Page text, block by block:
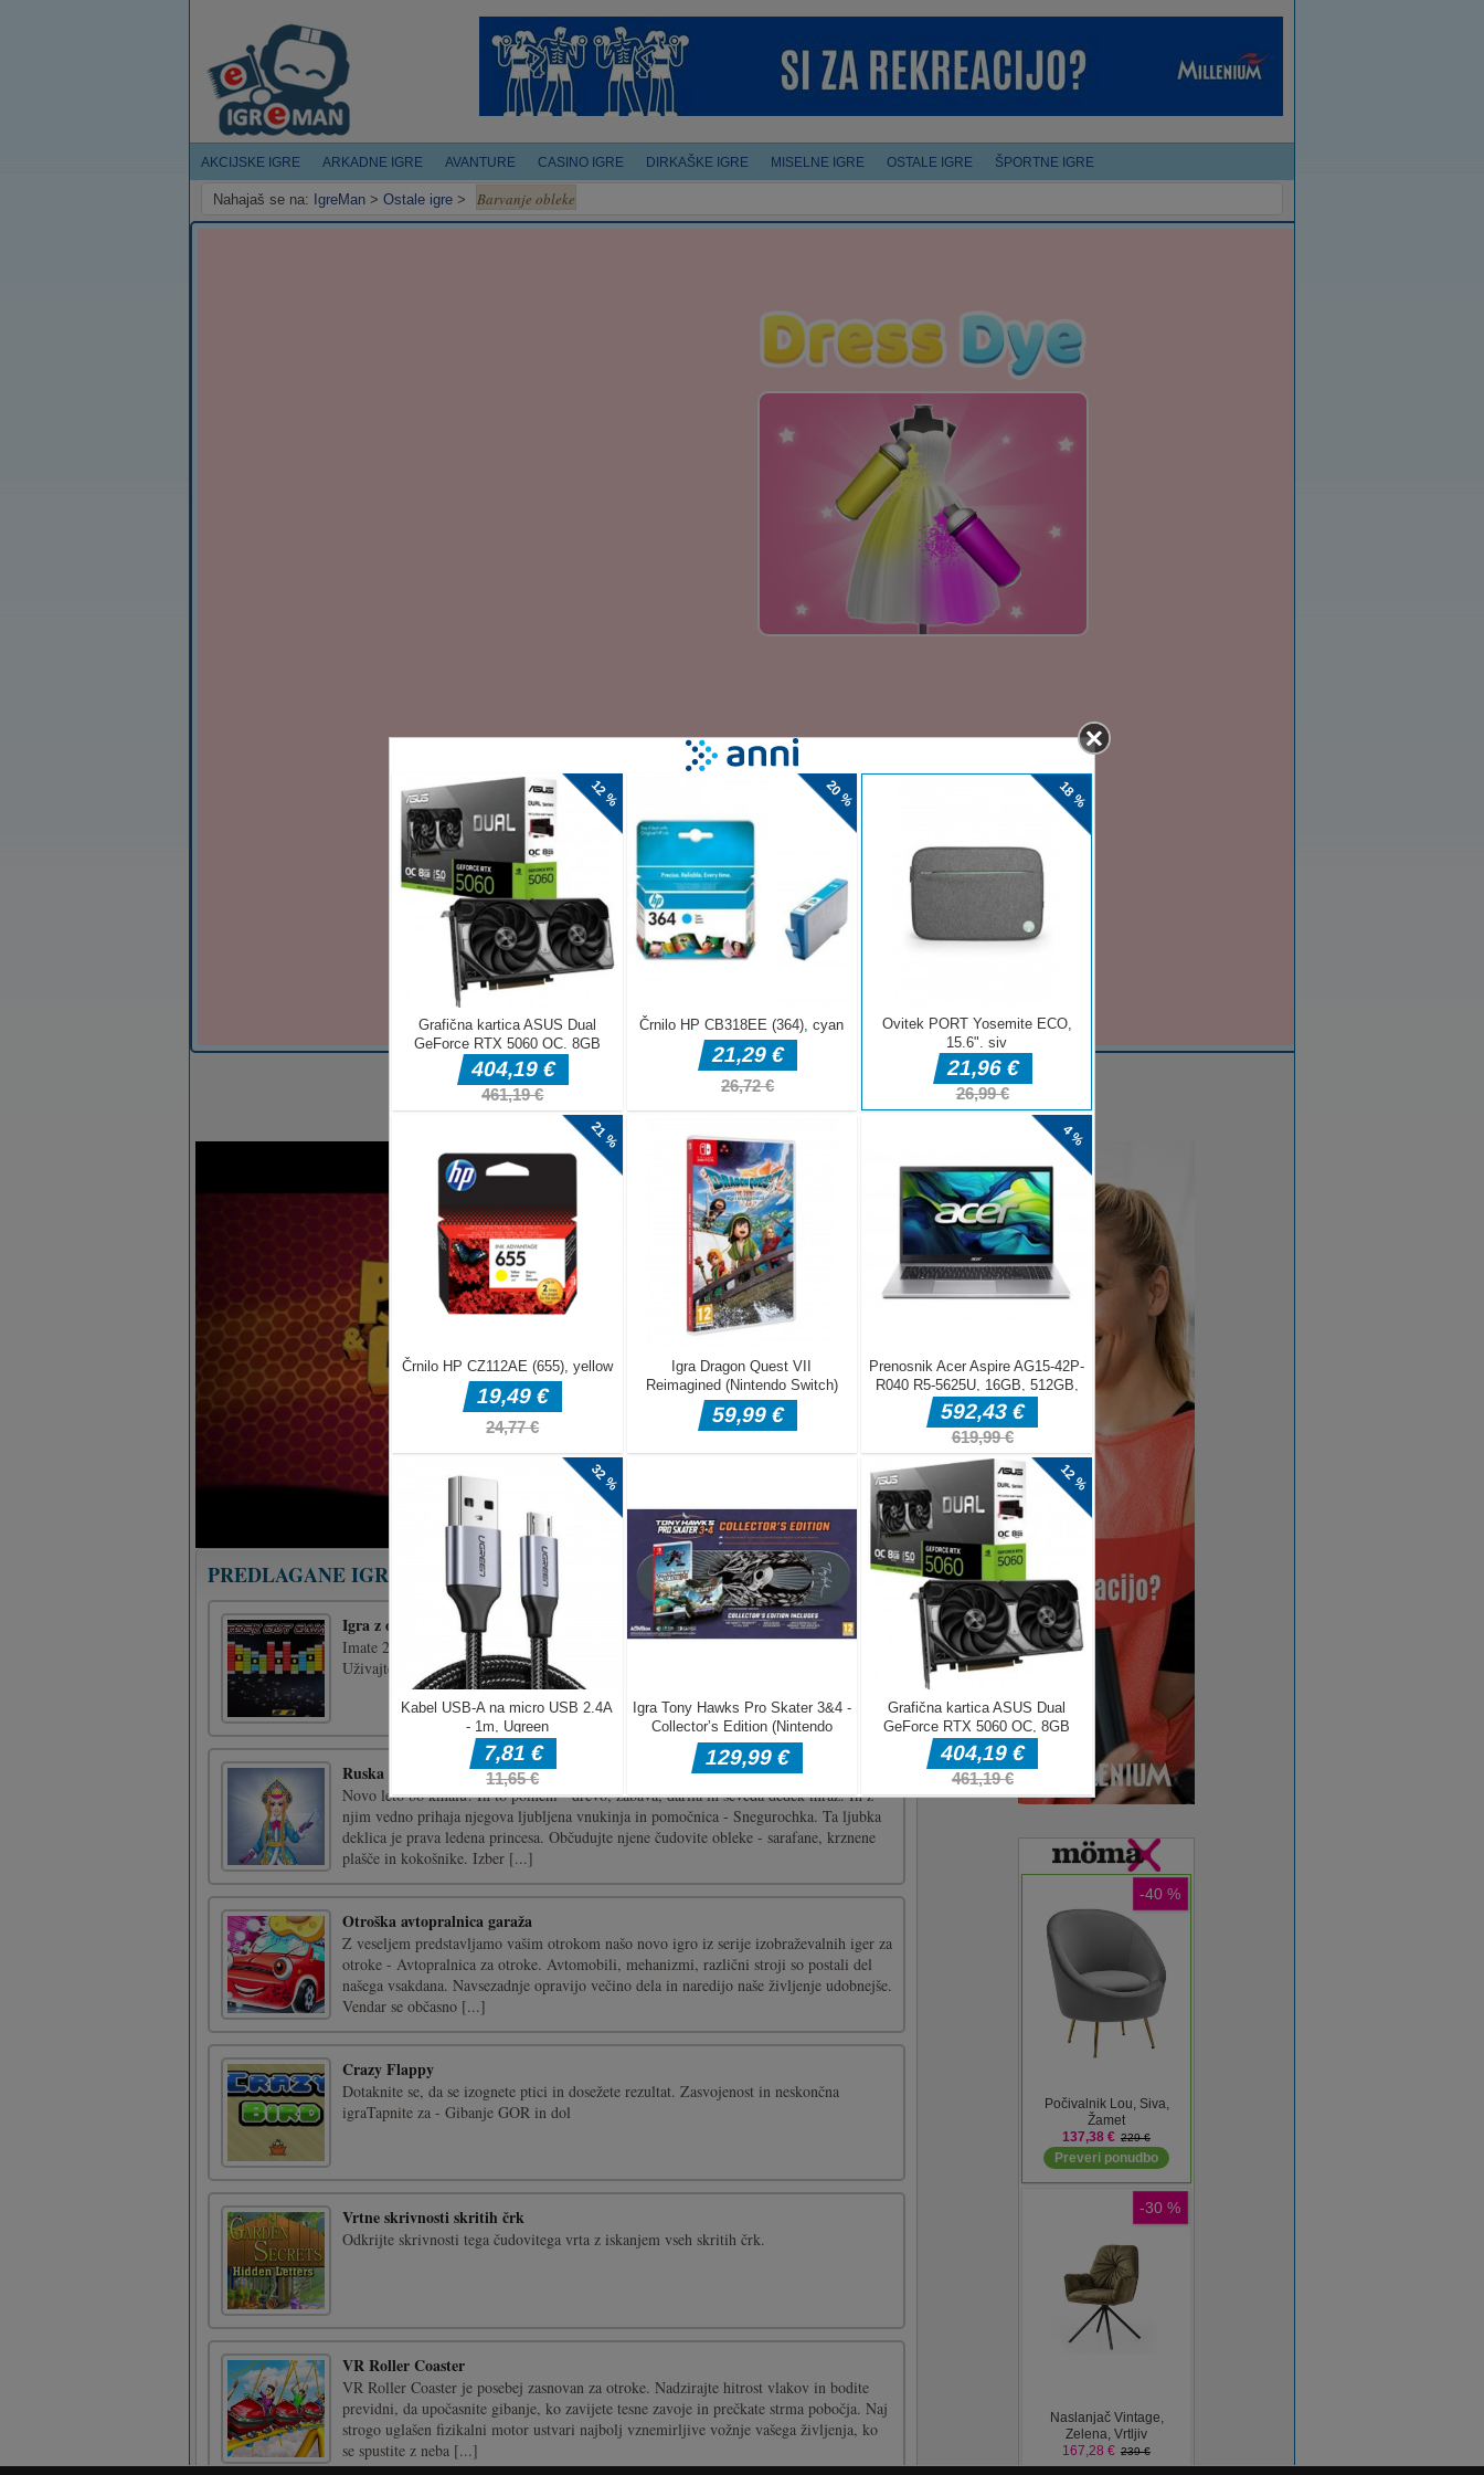
AKCIJSKE IGRE ARKADNE IGRE AVANTURE CASINO IGRE DIRKAŠKE IGRE MISELNE IGRE OSTALE IGRE ŠPORTNE IGRE
Nahajaš se na: IgreMan > Ostale igre > Barvanje obleke
Dress Dye je igra za barvanje oblek z 2D
risano arkadno igro. Belo obleko in druga
oblačila lahko obarvate s ciljnimi barvami.
Bele obleke lahko povlečete v različne
barve in oblikovalske vzorce. Tudi če niste
zadovoljni s svojo obleko, lahko uporabite brizgalne pištole
za dodatno okrasitev. Lepo se imej!
Tapnite, da izberete predmete, obarvajte bela oblačila
Kategorije iger
PREDLAGANE IGRE
Igra z opeko
Imate 20 stopenj. Polomite vse opeke in zberite moči, da dokončate vsako raven.
Uživajte!Uporabite miško za igro
Ruska ledena princesa Snegurochka
Novo leto bo kmalu! In to pomeni - drevo, zabava, darila in seveda dedek mraz. In z
njim vedno prihaja njegova ljubljena vnukinja in pomočnica - Snegurochka. Ta ljubka
deklica je prava ledena princesa. Občudujte njene čudovite obleke - sarafane, krznene
plašče in kokošnike. Izber [...]
Otroška avtopralnica garaža
Z veseljem predstavljamo vašim otrokom našo novo igro iz serije izobraževalnih iger za
otroke - Avtopralnica za otroke. Avtomobili, mehanizmi, različni stroji so postali del
našega vsakdana. Navsezadnje opravijo večino dela in naredijo naše življenje udobnejše.
Vendar se občasno [...]
Crazy Flappy
Dotaknite se, da se izognete ptici in dosežete rezultat. Zasvojenost in neskončna
igraTapnite za - Gibanje GOR in dol
Vrtne skrivnosti skritih črk
Odkrijte skrivnosti tega čudovitega vrta z iskanjem vseh skritih črk.
VR Roller Coaster
VR Roller Coaster je posebej zasnovan za otroke. Nadzirajte hitrost vlakov in bodite
previdni, da upočasnite gibanje, ko zavijete tesne zavoje in prečkate strma pobočja. Naj
strogo uglašen fizikalni motor ustvari najbolj vznemirljive vožnje vašega življenja, ko
se spustite z neba [...]